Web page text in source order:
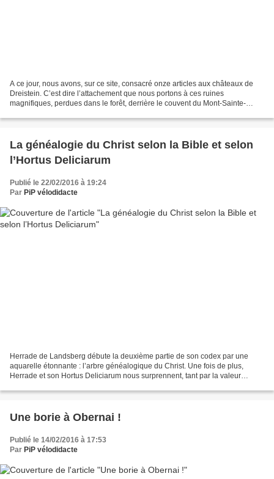
A ce jour, nous avons, sur ce site, consacré onze articles aux châteaux de
Dreistein. C’est dire l’attachement que nous portons à ces ruines
magnifiques, perdues dans le forêt, derrière le couvent du Mont-Sainte-
La généalogie du Christ selon la Bible et selon
l’Hortus Deliciarum
Publié le 22/02/2016 à 19:24
Par PiP vélodidacte
Herrade de Landsberg débute la deuxième partie de son codex par une
aquarelle étonnante : l’arbre généalogique du Christ. Une fois de plus,
Herrade et son Hortus Deliciarum nous surprennent, tant par la valeur
Une borie à Obernai !
Publié le 14/02/2016 à 17:53
Par PiP vélodidacte